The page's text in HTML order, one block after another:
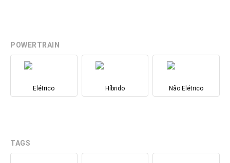
POWERTRAIN
Elétrico Híbrido Não Elétrico
TAGS